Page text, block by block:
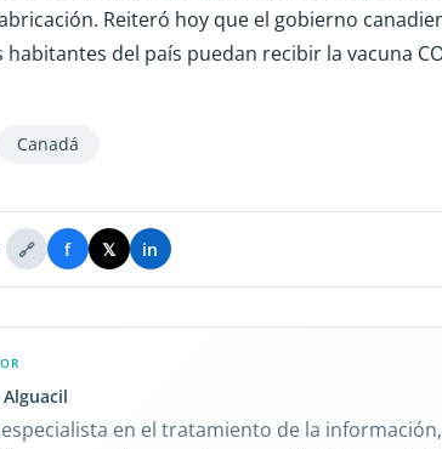
Reiteró hoy que el gobierno
del país puedan recibir la vacuna
Canadá
🔗 f 𝕏 in
Alguacil
en el tratamiento de la